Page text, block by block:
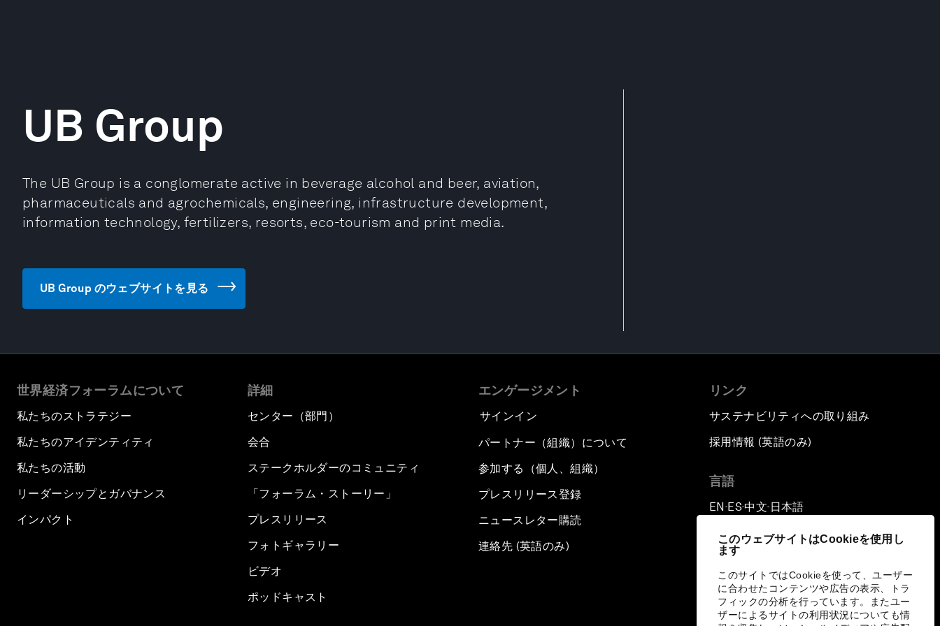
このウェブサイトはCookieを使用し
ます
このサイトではCookieを使って、ユーザー
に合わせたコンテンツや広告の表示、トラ
フィックの分析を行っています。またユー
ザーによるサイトの利用状況についても情
UB Group
The UB Group is a conglomerate active in beverage alcohol and beer, aviation,
pharmaceuticals and agrochemicals, engineering, infrastructure development,
information technology, fertilizers, resorts, eco-tourism and print media.
UB Group のウェブサイトを見る
世界経済フォーラムについて
私たちのストラテジー
私たちのアイデンティティ
私たちの活動
リーダーシップとガバナンス
インパクト
詳細
センター（部門）
会合
ステークホルダーのコミュニティ
「フォーラム・ストーリー」
プレスリリース
フォトギャラリー
ビデオ
ポッドキャスト
エンゲージメント
サインイン
パートナー（組織）について
参加する（個人、組織）
プレスリリース登録
ニュースレター購読
連絡先 (英語のみ)
リンク
サステナビリティへの取り組み
採用情報 (英語のみ)
言語
EN ▪ES▪中文▪ 日本語